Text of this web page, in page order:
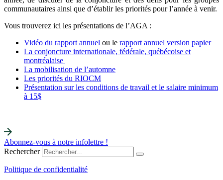
communautaires ainsi que d’établir les priorités pour l’année à venir.
Vous trouverez ici les présentations de l’AGA :
Vidéo du rapport annuel ou le rapport annuel version papier
La conjoncture internationale, fédérale, québécoise et
montréalaise
La mobilisation de l’automne
Les priorités du RIOCM
Présentation sur les conditions de travail et le salaire minimum
à 15$
Abonnez-vous à notre infolettre !
Rechercher
Politique de confidentialité